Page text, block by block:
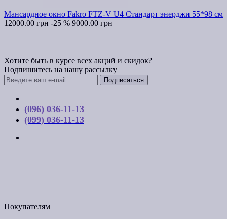
Мансардное окно Fakro FTZ-V U4 Стандарт энерджи 55*98 см
12000.00 грн -25 % 9000.00 грн
Хотите быть в курсе всех акций и скидок?
Подпишитесь на нашу рассылку
Подписаться
(096) 036-11-13
(099) 036-11-13
Покупателям